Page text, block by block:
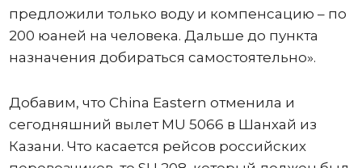
предложили только воду и компенсацию – по
200 юаней на человека. Дальше до пункта
назначения добираться самостоятельно».
Добавим, что China Eastern отменила и
сегодняшний вылет MU 5066 в Шанхай из
Казани. Что касается рейсов российских